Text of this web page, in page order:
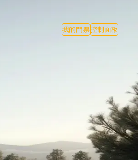
我的門票控制面板